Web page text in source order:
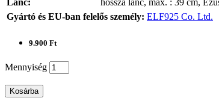
Gyártó és EU-ban felelős személy: ELF925 Co. Ltd.
9.900 Ft
Mennyiség
Kosárba